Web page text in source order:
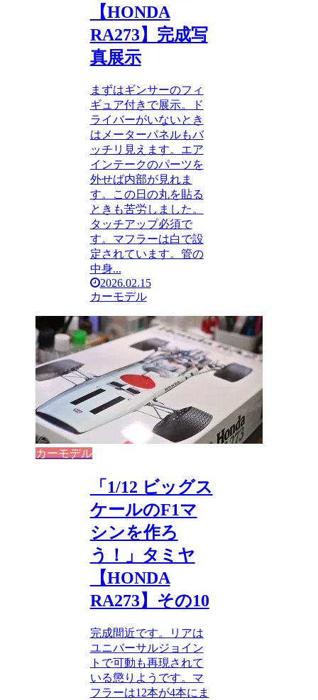
【HONDA
RA273】完成写
真展示
まずはギンサーのフィ
ギュア付きで展示。ド
ライバーがいないとき
はメーターパネルもバ
ッチリ見えます。エア
インテークのパーツを
外せば内部が見れま
す。この日の丸を貼る
ときも苦労しました。
タッチアップ必須で
す。マフラーは白で設
定されています。管の
中身...
2026.02.15
カーモデル
カーモデル
「1/12 ビッグス
ケールのF1マ
シンを作ろ
う！」タミヤ
【HONDA
RA273】その10
完成間近です。リアは
ユニバーサルジョイン
トで可動も再現されて
いる懲りようです。マ
フラーは12本が4本にま